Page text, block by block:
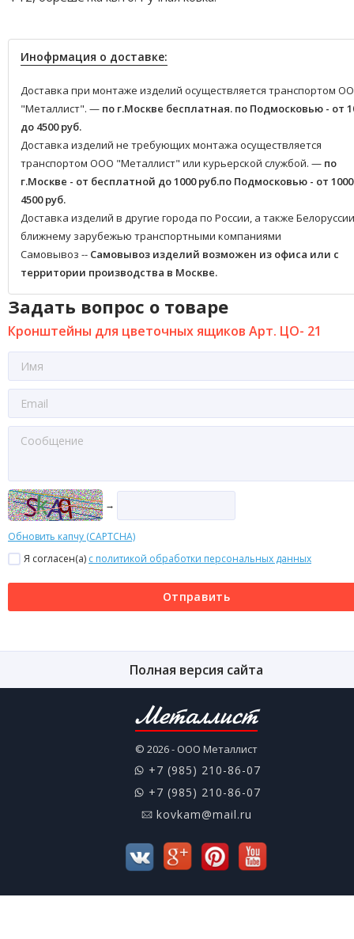
Инофрмация о доставке:
Доставка при монтаже изделий осуществляется транспортом
"Металлист". — по г.Москве бесплатная. по Подмосковью - от
до 4500 руб.
Доставка изделий не требующих монтажа осуществляется
транспортом ООО "Металлист" или курьерской службой. — по
г.Москве - от бесплатной до 1000 руб.по Подмосковью - от
4500 руб.
Доставка изделий в другие города по России, а также
ближнему зарубежью транспортными компаниями
Самовывоз -- Самовывоз изделий возможен из офиса или с
территории производства в Москве.
Задать вопрос о товаре
Кронштейны для цветочных ящиков Арт. ЦО- 21
→
Обновить капчу (CAPTCHA)
Я согласен(a) с политикой обработки персональных данных
Отправить
Полная версия сайта
Металлист
© 2026 - ООО Металлист
+7 (985) 210-86-07
+7 (985) 210-86-07
kovkam@mail.ru